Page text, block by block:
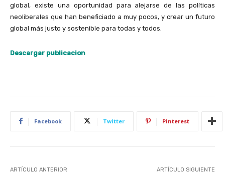
global, existe una oportunidad para alejarse de las políticas
neoliberales que han beneficiado a muy pocos, y crear un futuro
global más justo y sostenible para todas y todos.
Descargar publicacion
Facebook Twitter Pinterest
ARTÍCULO ANTERIOR ARTÍCULO SIGUIENTE